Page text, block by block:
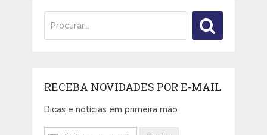
RECEBA NOVIDADES POR E-MAIL
Dicas e notícias em primeira mão